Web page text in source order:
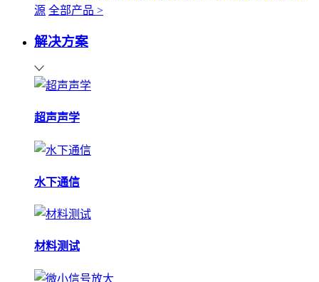
源 全部产品 >
解决方案
超声声学
水下通信
材料测试